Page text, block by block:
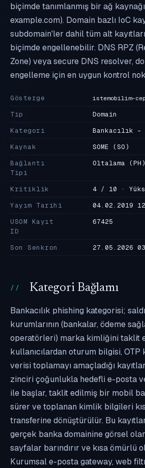
biçimde tanımlanmış bir ağ
example.com). Domain bazlı IoC
subdomain'ler dahil tüm alt
biçimde engellenebilir. DNS RPZ
Zone) veya secure DNS resolver,
engelleme için en uygun kontrol
Gösterge istemobilim-
Tip
Domain
Kategori
Bankacılık -
Kaynak
SOME (SO)
Bağlantı
Tipi
Oltalama (PH)
Kritiklik
4 / 10 ·
Yayım Tarihi
04.02.2019
USOM Kayıt
ID
67425
Son Senkron 27.05.2026
Kategori Bağlamı
Bankacılık phishing kategorisi;
kurumlarının (bankalar, ödeme
operatörleri) marka kimliğini taklit
kullanıcılardan oturum bilgisi,
verisi toplamayı amaçladığı
zinciri çoğunlukla hedefli e-posta
ile başlar, taklit edilmiş bir mobil
sürer ve toplanan kimlik bilgileri
transferine dönüştürülür. Bu
gerçek banka domainine görsel
sayfalar barındırır ve kısa ömürlü
Kurumsal e-posta gateway, web